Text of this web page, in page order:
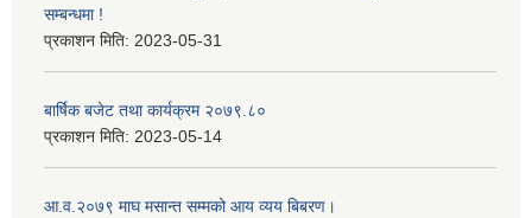
सम्बन्धमा !
प्रकाशन मिति: 2023-05-31
बार्षिक बजेट तथा कार्यक्रम २०७९.८०
प्रकाशन मिति: 2023-05-14
आ.व.२०७९ माघ मसान्त सम्मको आय व्यय बिबरण।